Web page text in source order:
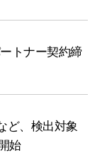
トナー契約締
ど、検出対象
始